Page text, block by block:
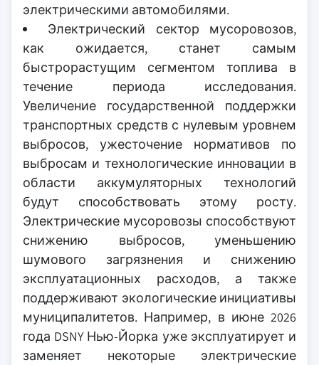
электрическими автомобилями.
Электрический сектор мусоровозов,
как ожидается, станет самым
быстрорастущим сегментом топлива в
течение периода исследования.
Увеличение государственной поддержки
транспортных средств с нулевым уровнем
выбросов, ужесточение нормативов по
выбросам и технологические инновации в
области аккумуляторных технологий
будут способствовать этому росту.
Электрические мусоровозы способствуют
снижению выбросов, уменьшению
шумового загрязнения и снижению
эксплуатационных расходов, а также
поддерживают экологические инициативы
муниципалитетов. Например, в июне 2026
года DSNY Нью-Йорка уже эксплуатирует и
заменяет некоторые электрические